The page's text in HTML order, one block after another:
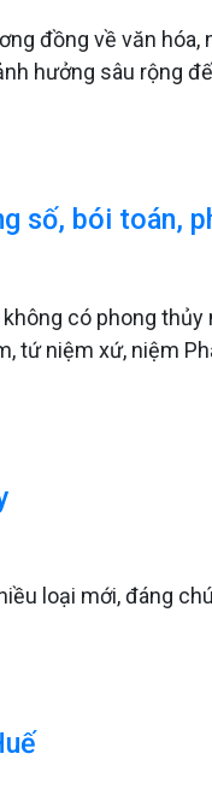
đồng về văn hóa,
hưởng sâu rộng
số, bói toán,
có phong thủy
tứ niệm xứ, niệm
loại mới, đáng